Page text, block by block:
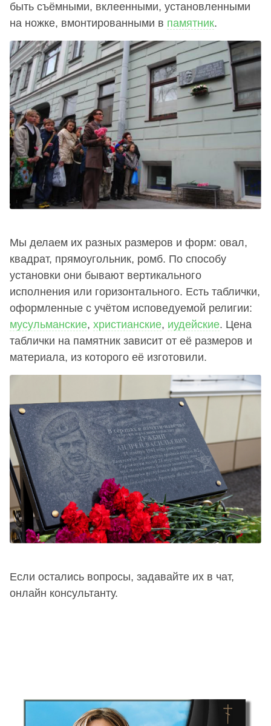
быть съёмными, вклеенными, установленными
на ножке, вмонтированными в памятник.
Мы делаем их разных размеров и форм: овал,
квадрат, прямоугольник, ромб. По способу
установки они бывают вертикального
исполнения или горизонтального. Есть таблички,
оформленные с учётом исповедуемой религии:
мусульманские, христианские, иудейские. Цена
таблички на памятник зависит от её размеров и
материала, из которого её изготовили.
Если остались вопросы, задавайте их в чат,
онлайн консультанту.